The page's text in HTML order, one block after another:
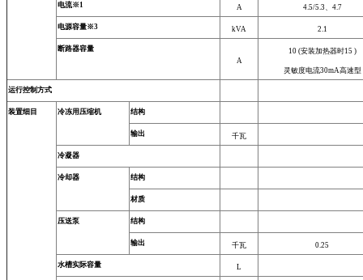
电流※1 A 4.5/5.3、4.7
电源容量※3 kVA 2.1
断路器容量
A
10 (安装加热器时15 )
灵敏度电流30mA高速型
运行控制方式
装置细目 冷冻用压缩机 结构
输出 千瓦
冷凝器
冷却器 结构
材质
压送泵 结构
输出 千瓦 0.25
水槽实际容量 L